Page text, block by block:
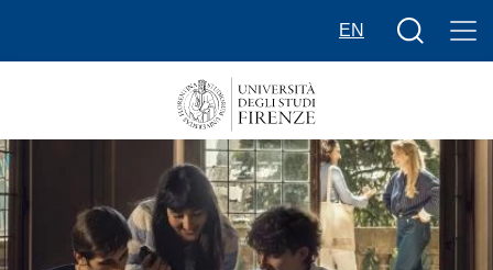
EN
Bottone